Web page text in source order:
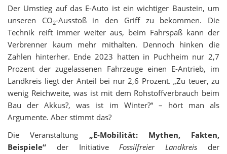
Der Umstieg auf das E-Auto ist ein wichtiger Baustein, um
unseren CO2-Ausstoß in den Griff zu bekommen. Die
Technik reift immer weiter aus, beim Fahrspaß kann der
Verbrenner kaum mehr mithalten. Dennoch hinken die
Zahlen hinterher. Ende 2023 hatten in Puchheim nur 2,7
Prozent der zugelassenen Fahrzeuge einen E-Antrieb, im
Landkreis liegt der Anteil bei nur 2,6 Prozent. „Zu teuer, zu
wenig Reichweite, was ist mit dem Rohstoffverbrauch beim
Bau der Akkus?, was ist im Winter?“ – hört man als
Argumente. Aber stimmt das?
Die Veranstaltung „E-Mobilität: Mythen, Fakten,
Beispiele“ der InitiativeFossilfreier Landkreis der